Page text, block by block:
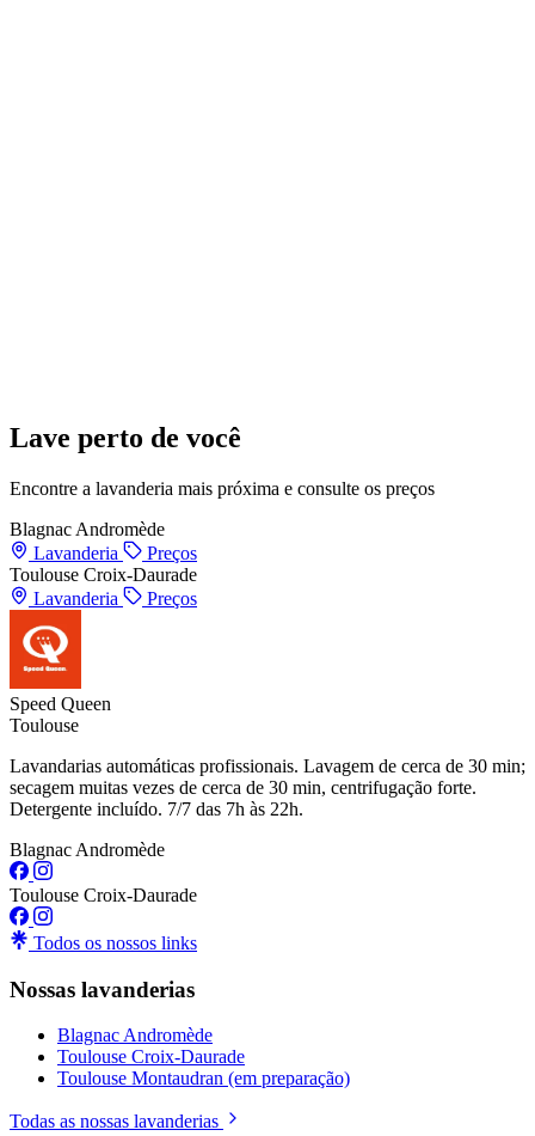
Lave perto de você
Encontre a lavanderia mais próxima e consulte os preços
Blagnac Andromède
Lavanderia
Preços
Toulouse Croix-Daurade
Lavanderia
Preços
Speed Queen
Toulouse
Lavandarias automáticas profissionais. Lavagem de cerca de 30 min;
secagem muitas vezes de cerca de 30 min, centrifugação forte.
Detergente incluído. 7/7 das 7h às 22h.
Blagnac Andromède
Toulouse Croix-Daurade
Todos os nossos links
Nossas lavanderias
Blagnac Andromède
Toulouse Croix-Daurade
Toulouse Montaudran (em preparação)
Todas as nossas lavanderias